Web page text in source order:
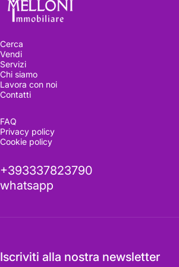
Visitala
Vederla dal vivo fa la differenza
Cerca
Vendi
Servizi
Chi siamo
Lavora con noi
Contatti
FAQ
Privacy policy
Cookie policy
+393337823790
whatsapp
Iscriviti alla nostra newsletter